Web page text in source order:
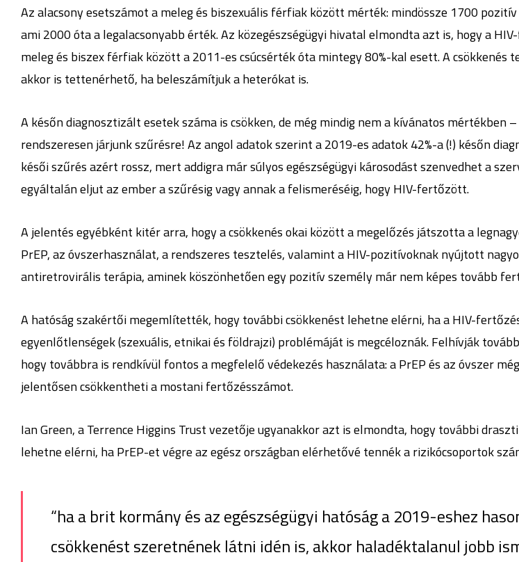
Az alacsony esetszámot a meleg és biszexuális férfiak között mérték: mindössze 1700
ami 2000 óta a legalacsonyabb érték. Az közegészségügyi hivatal elmondta azt is, hogy a
meleg és biszex férfiak között a 2011-es csúcsérték óta mintegy 80%-kal esett. A csökkenés
akkor is tettenérhető, ha beleszámítjuk a heterókat is.
A későn diagnosztizált esetek száma is csökken, de még mindig nem a kívánatos mértékben
rendszeresen járjunk szűrésre! Az angol adatok szerint a 2019-es adatok 42%-a (!) későn
késői szűrés azért rossz, mert addigra már súlyos egészségügyi károsodást szenvedhet a
egyáltalán eljut az ember a szűrésig vagy annak a felismeréséig, hogy HIV-fertőzött.
A jelentés egyébként kitér arra, hogy a csökkenés okai között a megelőzés játszotta a
PrEP, az óvszerhasználat, a rendszeres tesztelés, valamint a HIV-pozitívoknak nyújtott
antiretrovirális terápia, aminek köszönhetően egy pozitív személy már nem képes tovább
A hatóság szakértői megemlítették, hogy további csökkenést lehetne elérni, ha a HIV-
egyenlőtlenségek (szexuális, etnikai és földrajzi) problémáját is megcéloznák. Felhívják
hogy továbbra is rendkívül fontos a megfelelő védekezés használata: a PrEP és az óvszer
jelentősen csökkentheti a mostani fertőzésszámot.
Ian Green, a Terrence Higgins Trust vezetője ugyanakkor azt is elmondta, hogy további
lehetne elérni, ha PrEP-et végre az egész országban elérhetővé tennék a rizikócsoportok
“ha a brit kormány és az egészségügyi hatóság a 2019-eshez
csökkenést szeretnének látni idén is, akkor haladéktalanul jobb